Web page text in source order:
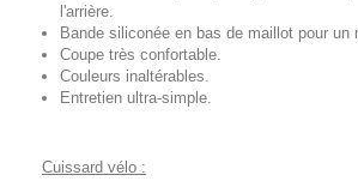
l'arrière.
Bande siliconée en bas de maillot pour un
Coupe très confortable.
Couleurs inaltérables.
Entretien ultra-simple.
Cuissard vélo :